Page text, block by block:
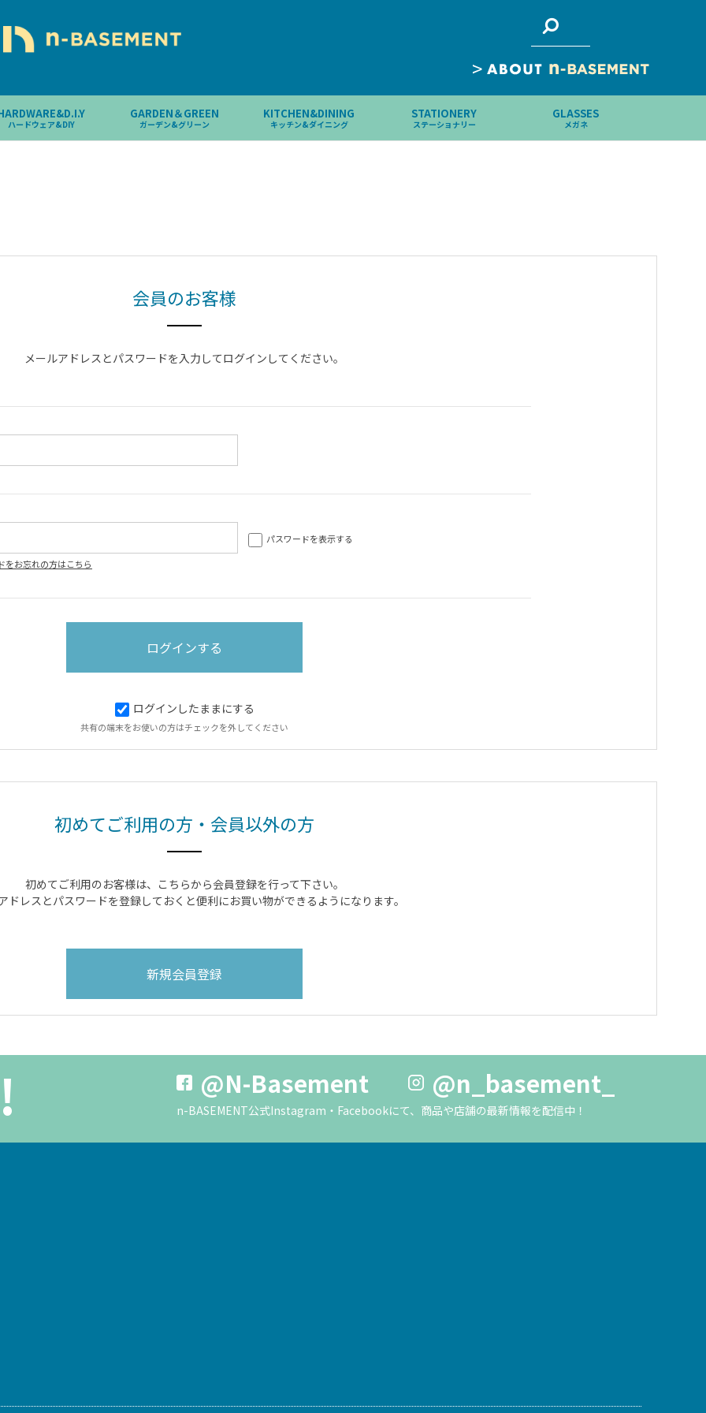
>
ハードウェア&DIY
GARDEN＆GREEN
ガーデン&グリーン
KITCHEN&DINING
キッチン&ダイニング
STATIONERY
ステーショナリー
GLASSES
メガネ
会員のお客様
メールアドレスとパスワードを入力してログインしてください。
パスワードを表示する
をお忘れの方はこちら
ログインしたままにする
共有の端末をお使いの方はチェックを外してください
初めてご利用の方・会員以外の方
初めてご利用のお客様は、こちらから会員登録を行って下さい。
ドレスとパスワードを登録しておくと便利にお買い物ができるようになります。
@N-Basement @n_basement_
n-BASEMENT公式Instagram・Facebookにて、商品や店舗の最新情報を配信中！